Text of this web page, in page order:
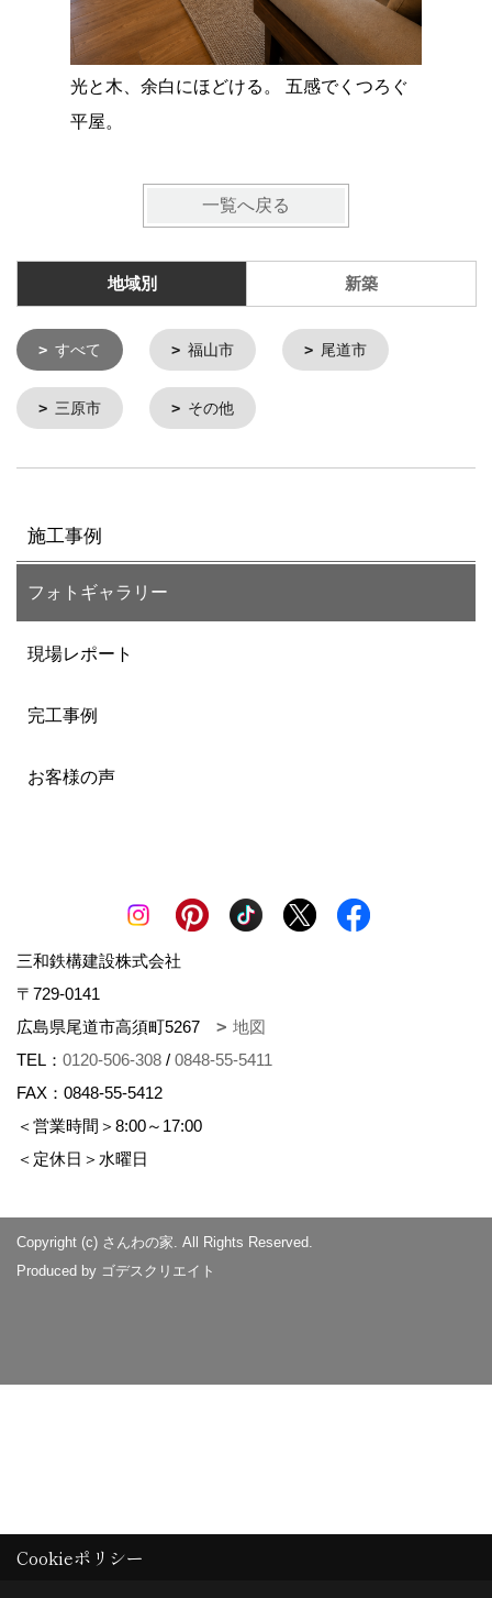
光と木、余白にほどける。 五感でくつろぐ
平屋。
一覧へ戻る
地域別 新築
すべて 福山市 尾道市
三原市 その他
施工事例
フォトギャラリー
現場レポート
完工事例
お客様の声
三和鉄構建設株式会社
〒729-0141
広島県尾道市高須町5267
地図
TEL： 0120-506-308 / 0848-55-5411
FAX：0848-55-5412
＜営業時間＞8:00～17:00
＜定休日＞水曜日
Copyright (c) さんわの家. All Rights Reserved.
Produced by ゴデスクリエイト
Cookieポリシー